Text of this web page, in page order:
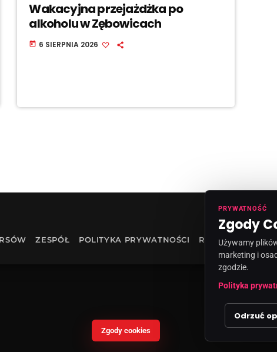
Wakacyjna przejażdżka po
alkoholu w Zębowicach
today 6 SIERPNIA 2026
ZESPÓŁ POLITYKA PRYWATNOŚCI RODO
PRYWATNOŚĆ
Zgody
Używamy
marketing i
zgodzie.
Polityka
Odrzuć
Zgody cookies